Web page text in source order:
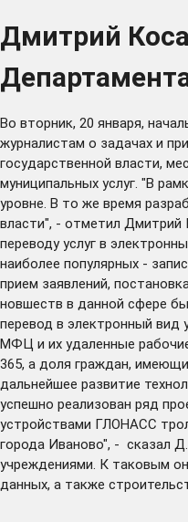
Дмитрий
Во вторник, 20 января,
журналистам о задачах и
государственной власти,
муниципальных услуг. "В
уровне. В то же время
власти", - отметил Дмитрий
переводу услуг в
наиболее популярных -
прием заявлений,
новшеств в данной сфере
перевод в электронный вид
МФЦ и их удаленные
365, а доля граждан,
дальнейшее развитие
успешно реализован ряд
устройствами ГЛОНАСС
города Иваново", - сказал
учреждениями. К таковым
данных, а также